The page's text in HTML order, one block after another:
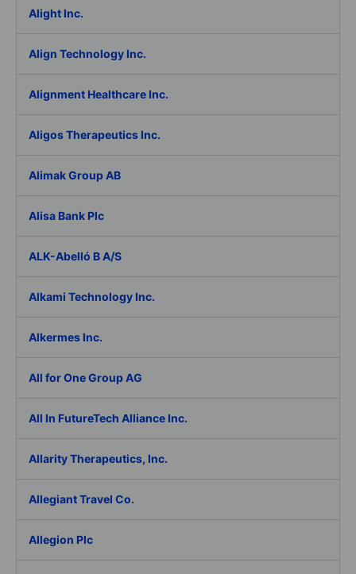
Alight Inc.
Align Technology Inc.
Alignment Healthcare Inc.
Aligos Therapeutics Inc.
Alimak Group AB
Alisa Bank Plc
ALK-Abelló B A/S
Alkami Technology Inc.
Alkermes Inc.
All for One Group AG
All In FutureTech Alliance Inc.
Allarity Therapeutics, Inc.
Allegiant Travel Co.
Allegion Plc